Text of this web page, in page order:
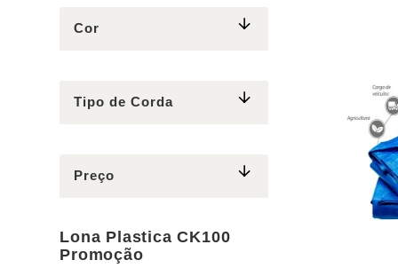
Cor
Tipo de Corda
Preço
Lona Plastica CK100
Promoção